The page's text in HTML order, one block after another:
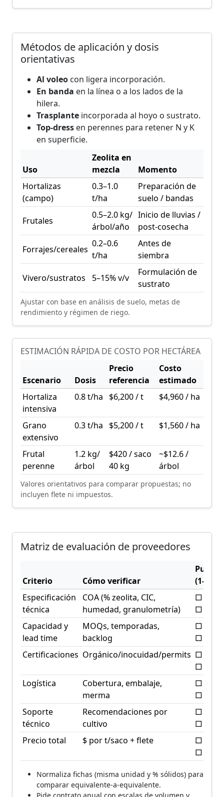
Métodos de aplicación y dosis
orientativas
Al voleo con ligera incorporación.
En banda en la línea o a los lados de la
hilera.
Trasplante incorporada al hoyo o sustrato.
Top-dress en perennes para retener N y K
en superficie.
Uso
Zeolita en
mezcla
Momento
Hortalizas
(campo)
0.3–1.0
t/ha
Preparación de
suelo / bandas
Frutales
0.5–2.0 kg/
árbol/año
Inicio de lluvias /
post-cosecha
Forrajes/cereales
0.2–0.6
t/ha
Antes de
siembra
Vivero/sustratos 5–15% v/v
Formulación de
sustrato
Ajustar con base en análisis de suelo, metas de
rendimiento y régimen de riego.
ESTIMACIÓN RÁPIDA DE COSTO POR HECTÁREA
Escenario Dosis
Precio
referencia
Costo
estimado
Hortaliza
intensiva
0.8 t/ha $6,200 / t $4,960 / ha
Grano
extensivo
0.3 t/ha $5,200 / t $1,560 / ha
Frutal
perenne
1.2 kg/
árbol
$420 / saco
40 kg
~$12.6 /
árbol
Valores orientativos para comparar propuestas; no
incluyen flete ni impuestos.
Matriz de evaluación de proveedores
Criterio Cómo verificar
(1–5)
Especificación
técnica
COA (% zeolita, CIC,
humedad, granulometría)
□ □ □
□ □
Capacidad y
lead time
MOQs, temporadas,
backlog
□ □ □
□ □
Certificaciones Orgánico/inocuidad/permits □ □ □
□ □
Logística
Cobertura, embalaje,
merma
□ □ □
□ □
Soporte
técnico
Recomendaciones por
cultivo
□ □ □
□ □
Precio total
$ por t/saco + flete
□ □ □
□ □
Normaliza fichas (misma unidad y % sólidos) para
comparar equivalente-a-equivalente.